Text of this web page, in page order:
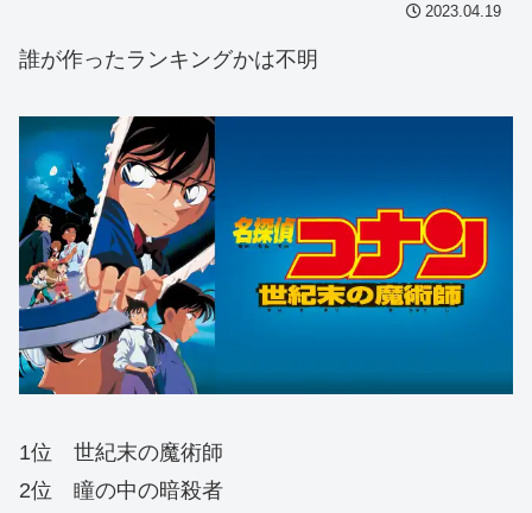
2023.04.19
誰が作ったランキングかは不明
1位 世紀末の魔術師
2位 瞳の中の暗殺者